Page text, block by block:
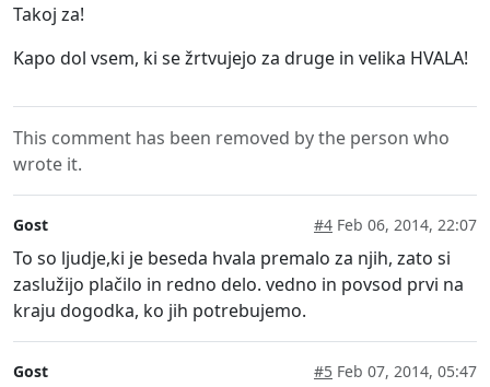
Takoj za!
Kapo dol vsem, ki se žrtvujejo za druge in velika HVALA!
This comment has been removed by the person who
wrote it.
Gost #4 Feb 06, 2014, 22:07
To so ljudje,ki je beseda hvala premalo za njih, zato si
zaslužijo plačilo in redno delo. vedno in povsod prvi na
kraju dogodka, ko jih potrebujemo.
Gost #5 Feb 07, 2014, 05:47